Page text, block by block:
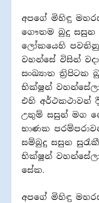
අපගේ මිහිඳු
ගෞතම බුදු සසුන
ලෝකයෙහි
වහන්සේ විසින්
සංඛ්‍යාත ත්‍රිපිටක
භික්ෂූන්
එහි අර්ථකථාවන්
උතුම් සසුන් මග
භාණක
සම්බුදු සසුන
භික්ෂූන්
සේක.
අපගේ මිහිඳු